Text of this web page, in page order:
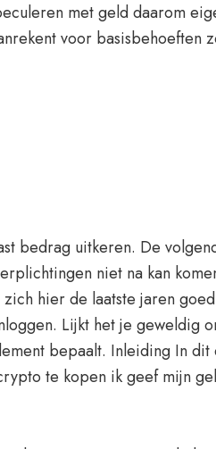
met geld daarom
voor basisbehoeften
bedrag uitkeren. De
niet na kan
hier de laatste jaren
Lijkt het je geweldig
bepaalt. Inleiding In dit
te kopen ik geef mijn